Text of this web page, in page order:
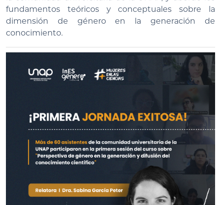
fundamentos teóricos y conceptuales sobre la
dimensión de género en la generación de
conocimiento.